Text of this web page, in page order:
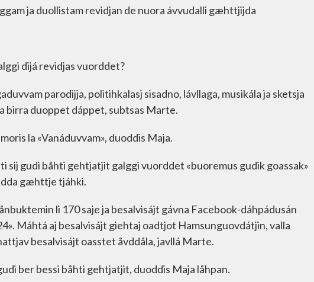
ja duollistam revidjan de nuora ávvudalli gæhttjijda
dijá revidjas vuorddet?
parodijja, politihkalasj sisadno, lávllaga, musikála ja sketsja
birra duoppet dáppet, subtsas Marte.
la «Vanáduvvam», duoddis Maja.
sij gudi båhti gehtjatjit galggi vuorddet «buoremus gudik goassak»
gæhttje tjáhki.
li 170 saje ja besalvisájt gávna Facebook-dáhpádusán
Máhtá aj besalvisájt giehtaj oadtjot Hamsunguovdátjin, valla
besalvisájt oasstet åvddåla, javllá Marte.
ber bessi båhti gehtjatjit, duoddis Maja låhpan.